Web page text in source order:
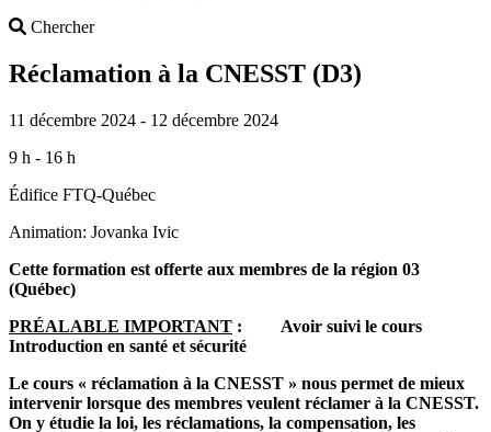
ChercherSearch
Réclamation à la CNESST (D3)
11 décembre 2024 - 12 décembre 2024
9 h - 16 h
Édifice FTQ-Québec
Animation: Jovanka Ivic
Cette formation est offerte aux membres de la région 03
(Québec)
PRÉALABLE IMPORTANT : Avoir suivi le cours
Introduction en santé et sécurité
Le cours « réclamation à la CNESST » nous permet de mieux
intervenir lorsque des membres veulent réclamer à la CNESST.
On y étudie la loi, les réclamations, la compensation, les